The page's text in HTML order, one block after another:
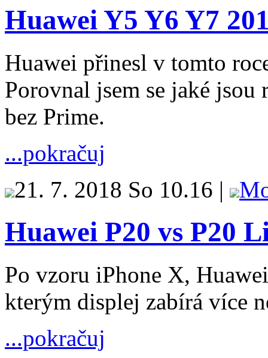
Huawei Y5 Y6 Y7
Huawei přinesl v tomto
Porovnal jsem se jaké
bez Prime.
...pokračuj
21. 7. 2018 So 10.16 |
Huawei P20 vs P20
Po vzoru iPhone X,
kterým displej zabírá více
...pokračuj